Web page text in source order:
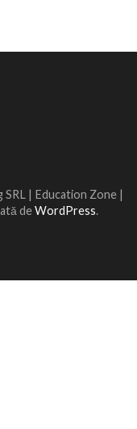
| Education Zone |
deWordPress.